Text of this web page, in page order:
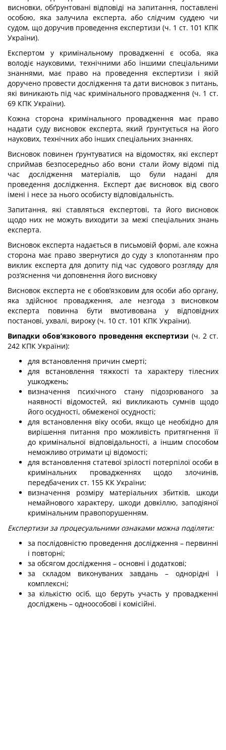
висновки, обґрунтовані відповіді на запитання, поставлені
особою, яка залучила експерта, або слідчим суддею чи
судом, що доручив проведення експертизи (ч. 1 ст. 101 КПК
України).
Експертом у кримінальному провадженні є особа, яка
володіє науковими, технічними або іншими спеціальними
знаннями, має право на проведення експертизи і якій
доручено провести дослідження та дати висновок з питань,
які виникають під час кримінального провадження (ч. 1 ст.
69 КПК України).
Кожна сторона кримінального провадження має право
надати суду висновок експерта, який ґрунтується на його
наукових, технічних або інших спеціальних знаннях.
Висновок повинен ґрунтуватися на відомостях, які експерт
сприймав безпосередньо або вони стали йому відомі під
час дослідження матеріалів, що були надані для
проведення дослідження. Експерт дає висновок від свого
імені і несе за нього особисту відповідальність.
Запитання, які ставляться експертові, та його висновок
щодо них не можуть виходити за межі спеціальних знань
експерта.
Висновок експерта надається в письмовій формі, але кожна
сторона має право звернутися до суду з клопотанням про
виклик експерта для допиту під час судового розгляду для
роз’яснення чи доповнення його висновку
Висновок експерта не є обов’язковим для особи або органу,
яка здійснює провадження, але незгода з висновком
експерта повинна бути вмотивована у відповідних
постанові, ухвалі, вироку (ч. 10 ст. 101 КПК України).
Випадки обов’язкового проведення експертизи (ч. 2 ст.
242 КПК України):
для встановлення причин смерті;
для встановлення тяжкості та характеру тілесних
ушкоджень;
визначення психічного стану підозрюваного за
наявності відомостей, які викликають сумнів щодо
його осудності, обмеженої осудності;
для встановлення віку особи, якщо це необхідно для
вирішення питання про можливість притягнення її
до кримінальної відповідальності, а іншим способом
неможливо отримати ці відомості;
для встановлення статевої зрілості потерпілої особи в
кримінальних провадженнях щодо злочинів,
передбачених ст. 155 КК України;
визначення розміру матеріальних збитків, шкоди
немайнового характеру, шкоди довкіллю, заподіяної
кримінальним правопорушенням.
Експертизи за процесуальними ознаками можна поділяти:
за послідовністю проведення дослідження – первинні
і повторні;
за обсягом дослідження – основні і додаткові;
за складом виконуваних завдань – однорідні і
комплексні;
за кількістю осіб, що беруть участь у провадженні
досліджень – одноособові і комісійні.